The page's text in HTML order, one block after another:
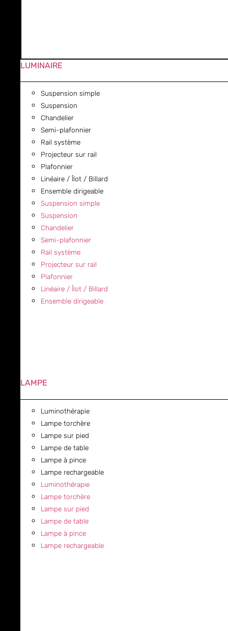
LUMINAIRE
Suspension simple
Suspension
Chandelier
Semi-plafonnier
Rail système
Projecteur sur rail
Plafonnier
Linéaire / Îlot / Billard
Ensemble dirigeable
Suspension simple
Suspension
Chandelier
Semi-plafonnier
Rail système
Projecteur sur rail
Plafonnier
Linéaire / Îlot / Billard
Ensemble dirigeable
LAMPE
Luminothérapie
Lampe torchère
Lampe sur pied
Lampe de table
Lampe à pince
Lampe rechargeable
Luminothérapie
Lampe torchère
Lampe sur pied
Lampe de table
Lampe à pince
Lampe rechargeable